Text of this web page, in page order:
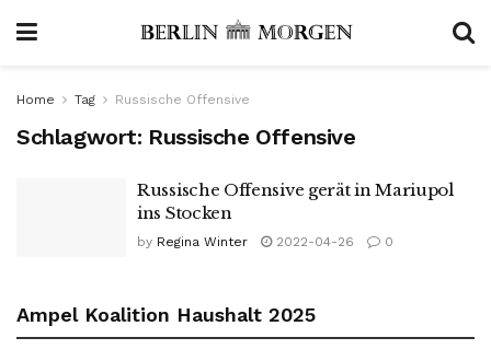
Home Tag Russische Offensive
Schlagwort: Russische Offensive
Russische Offensive gerät in Mariupol
ins Stocken
by Regina Winter 2022-04-26 0
Ampel Koalition Haushalt 2025